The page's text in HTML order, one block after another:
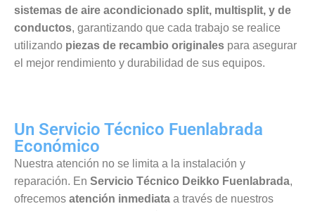
sistemas de aire acondicionado split, multisplit, y de
conductos, garantizando que cada trabajo se realice
utilizando piezas de recambio originales para asegurar
el mejor rendimiento y durabilidad de sus equipos.
Un Servicio Técnico Fuenlabrada
Económico
Nuestra atención no se limita a la instalación y
reparación. En Servicio Técnico Deikko Fuenlabrada,
ofrecemos atención inmediata a través de nuestros